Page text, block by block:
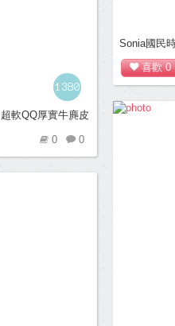
Sonia國民
喜歡0
1380
軟QQ厚實牛麂皮
0
0